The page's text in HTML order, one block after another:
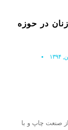
در حوزه
صنعت چاپ و با